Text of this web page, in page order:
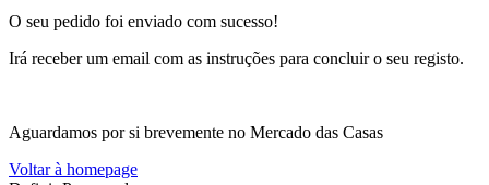
O seu pedido foi enviado com sucesso!
Irá receber um email com as instruções para concluir o seu registo.
Aguardamos por si brevemente no Mercado das Casas
Voltar à homepage